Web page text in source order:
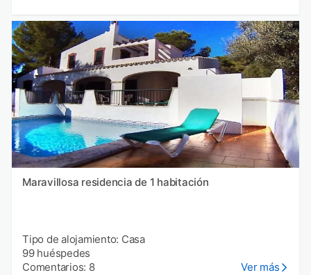
Maravillosa residencia de 1 habitación
Tipo de alojamiento: Casa
99 huéspedes
Comentarios: 8
Ver más